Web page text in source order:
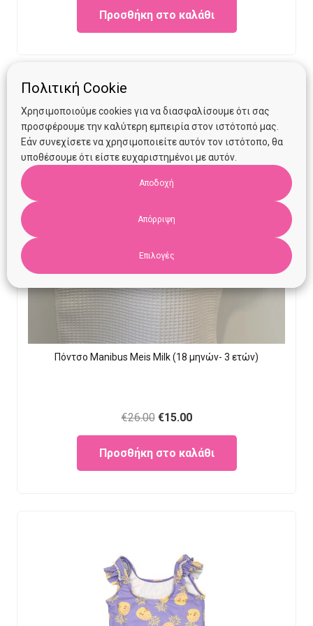
was:
€13.90.
is:
€10.00.
Προσθήκη στο καλάθι
Πόντσο Manibus Meis Milk (18 μηνών- 3 ετών)
€26.00 Original
price
was:
€15.00Current
price
is:
Προσθήκη στο καλάθι
Πολιτική Cookie
Χρησιμοποιούμε cookies για να διασφαλίσουμε ότι σας
προσφέρουμε την καλύτερη εμπειρία στον ιστότοπό μας.
Εάν συνεχίσετε να χρησιμοποιείτε αυτόν τον ιστότοπο, θα
υποθέσουμε ότι είστε ευχαριστημένοι με αυτόν.
Αποδοχή
Απόρριψη
Επιλογές